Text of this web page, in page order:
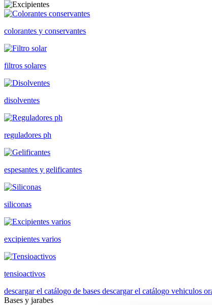
colorantes y conservantes
filtros solares
disolventes
reguladores ph
espesantes y gelificantes
siliconas
excipientes varios
tensioactivos
descargar el catálogo de bases descargar el catálogo vehiculos
Bases y jarabes